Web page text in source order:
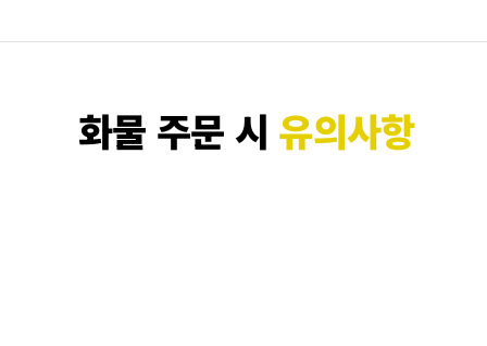
화물 주문 시 유의사항